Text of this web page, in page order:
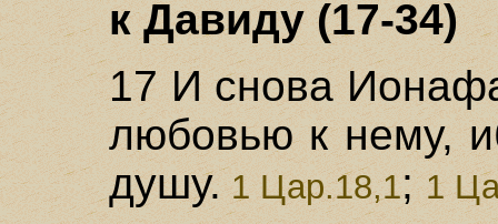
к Давиду (17-34)
17 И снова
любовью к нему,
душу.1 Цар.18,1;1